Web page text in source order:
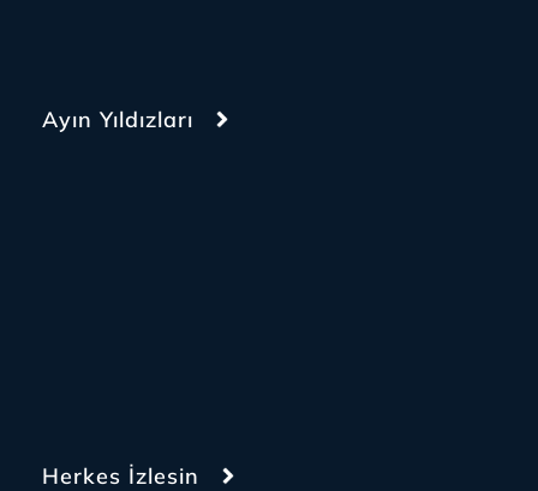
Ayın Yıldızları
Herkes İzlesin